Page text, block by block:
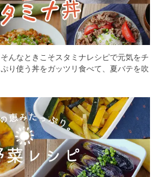
んなときこそスタミナレシピで元気をチ
り使う丼をガッツリ食べて、夏バテを吹